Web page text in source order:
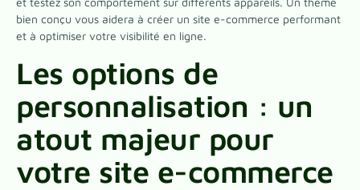
bien conçu vous aidera à créer un site e-commerce performant
et à optimiser votre visibilité en ligne.
Les options de
personnalisation : un
atout majeur pour
votre site e-commerce